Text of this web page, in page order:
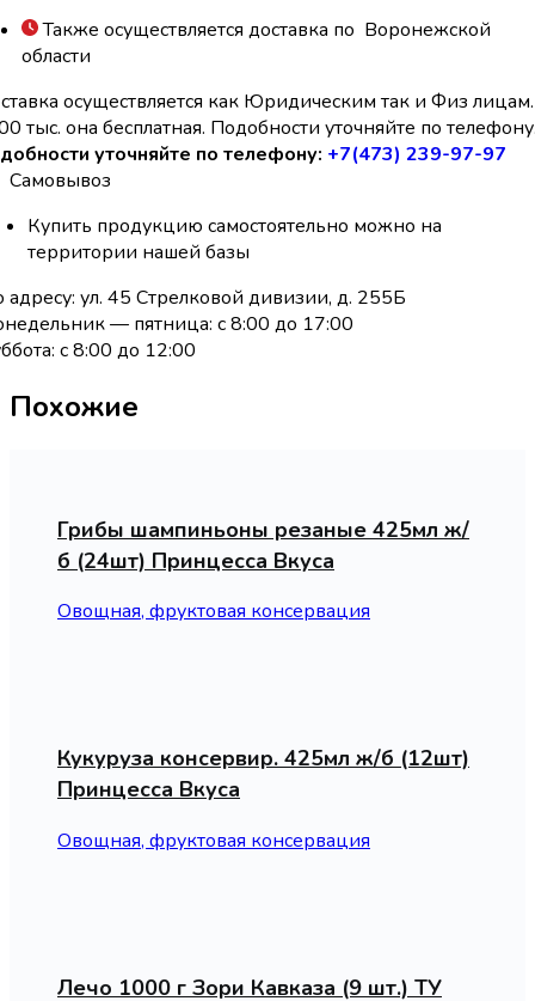
Также осуществляется доставка по Воронежской
области
осуществляется как Юридическим так и Физ
тыс. она бесплатная. Подобности уточняйте по
уточняйте по телефону: +7(473) 239-97-97
Самовывоз
Купить продукцию самостоятельно можно на
территории нашей базы
адресу: ул. 45 Стрелковой дивизии, д. 255Б
— пятница: с 8:00 до 17:00
с 8:00 до 12:00
Похожие
Грибы шампиньоны резаные 425мл ж/
б (24шт) Принцесса Вкуса
Овощная, фруктовая консервация
Кукуруза консервир. 425мл ж/б (12шт)
Принцесса Вкуса
Овощная, фруктовая консервация
Лечо 1000 г Зори Кавказа (9 шт.) ТУ